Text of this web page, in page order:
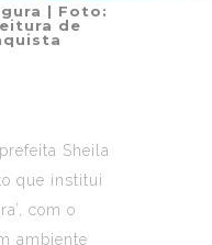
| Foto:
de
Sheila
que institui
com o
ambiente